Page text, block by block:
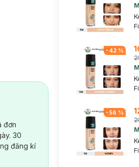
đơn
30
đăng kí
-42 %
-56 %